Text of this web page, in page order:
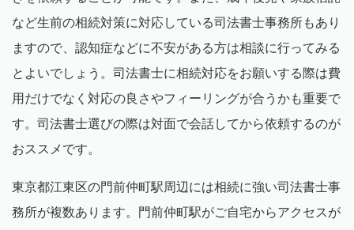
など生前の相続対策に対応している司法書士事務所もあり
ますので、認知症などに不安がある方は相談に行ってみる
とよいでしょう。司法書士に相続対応をお願いする際は費
用だけでなく対応の良さやフィーリングが合うかも重要で
す。司法書士選びの際は対面で会話してから依頼するのが
おススメです。
東京都江東区の門前仲町駅周辺には相続に強い司法書士事
務所が複数あります。門前仲町駅がご自宅からアクセスが